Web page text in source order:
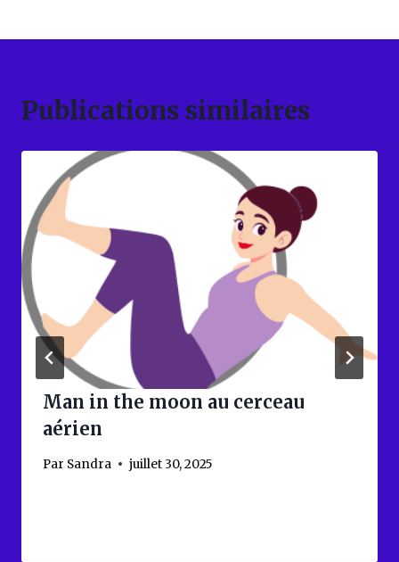
Publications similaires
Man in the moon au cerceau
aérien
Par Sandra juillet 30, 2025